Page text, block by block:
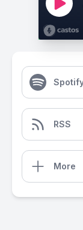
RSS
More